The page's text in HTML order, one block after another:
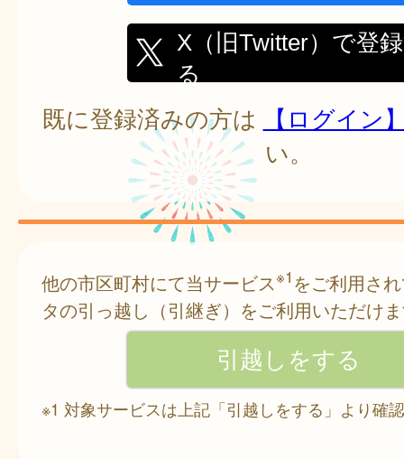
X（旧Twitter）で登
る
既に登録済みの方は
【ログイン
い。
他の市区町村にて当サービス※1 をご利用さ
タの引っ越し（引継ぎ）をご利用いただけ
※1 対象サービスは上記「引越しをする」より確